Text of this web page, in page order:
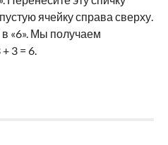
ячейку справа сверху.
«6». Мы получаем
3 = 6.